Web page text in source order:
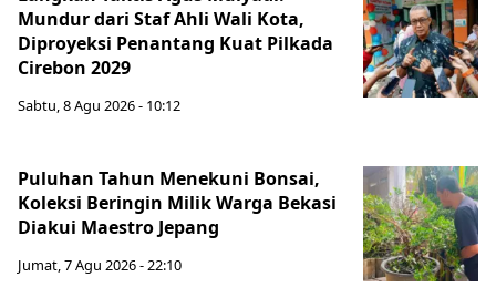
Mundur dari Staf Ahli Wali Kota,
Diproyeksi Penantang Kuat Pilkada
Cirebon 2029
Sabtu, 8 Agu 2026 - 10:12
Puluhan Tahun Menekuni Bonsai,
Koleksi Beringin Milik Warga Bekasi
Diakui Maestro Jepang
Jumat, 7 Agu 2026 - 22:10